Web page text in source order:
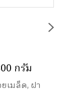
กรัม
เมล็ด, ฝา